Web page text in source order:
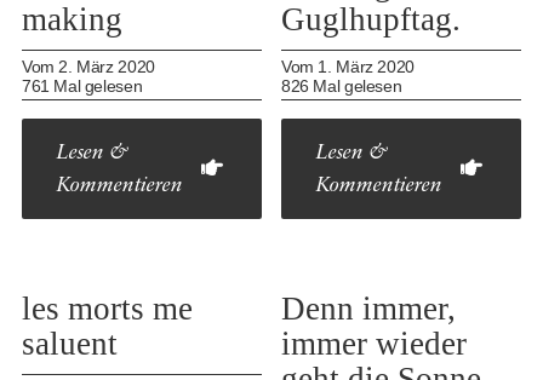
making
Vom 2. März 2020
761 Mal gelesen
Lesen &
Kommentieren
Guglhupftag.
Vom 1. März 2020
826 Mal gelesen
Lesen &
Kommentieren
les morts me
saluent
Denn immer,
immer wieder